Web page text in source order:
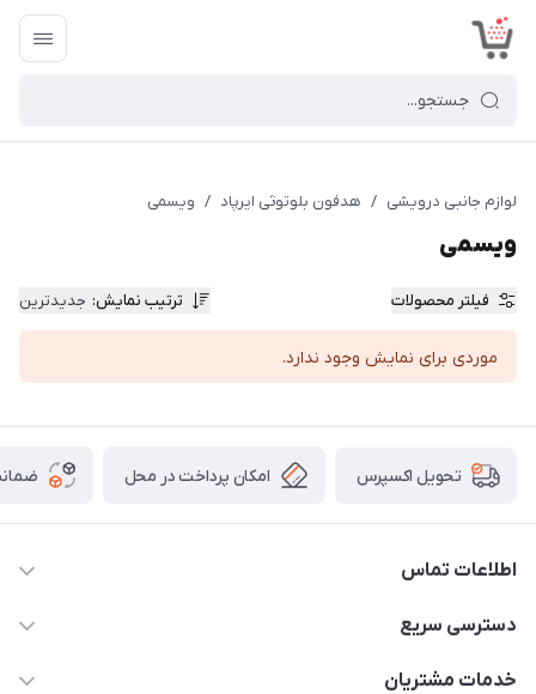
لوازم جانبی درویشی / هدفون بلوتوثی ایرپاد / ویسمی
ویسمی
فیلتر محصولات ترتیب نمایش: جدیدترین
موردی برای نمایش وجود ندارد.
تحویل اکسپرس امکان پرداخت در محل
اطلاعات تماس
09332394024-09120346631
دسترسی سریع
حساب کاربری
خدمات مشتریان